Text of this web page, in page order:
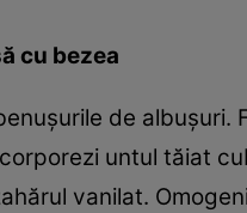
cu bezea
de
untul tăiat
vanilat.